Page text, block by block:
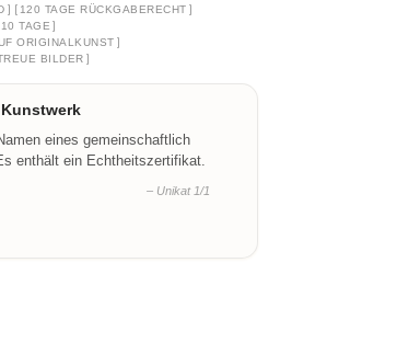
] [ 120 TAGE RÜCKGABERECHT ]
TAGE ]
ORIGINALKUNST
]
BILDER ]
eines gemeinschaftlich
enthält ein Echtheitszertifikat.
– Unikat 1/1